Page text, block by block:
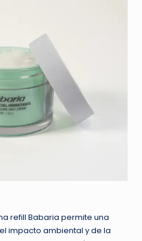
refill Babaria permite una
impacto ambiental y de la